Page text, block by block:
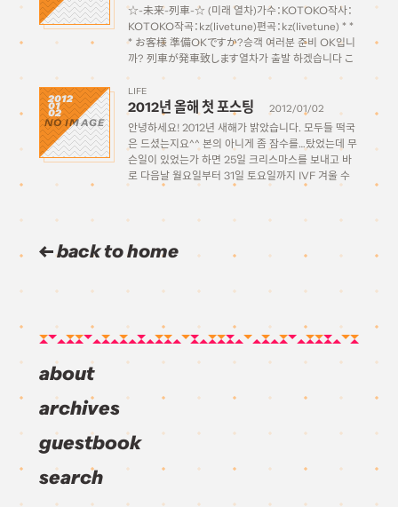
☆-未来-列車-☆ (미래 열차)가수：KOTOKO작사：
KOTOKO작곡：kz(livetune)편곡：kz(livetune) * *
* お客様 準備OKですか?승객 여러분 준비 OK입니
까? 列車が発車致します열차가 출발 하겠습니다 こ
こからは各駅停車の未来行きです여기서부터는 매
역마다 정차하는 미래행입니다 性別も生まれた国も
経験値も問いません성별이나 태어난 나라도 경험치
도 묻지 않아요 お隣と挨拶して おやつは分け合って
옆사람과 인사하시고 간식은 나누어 드세요 右に見え
ますのは 地球と言う星우측에 보이는 것은 지구라고
불리는 별 ケンカばかりして […]
NO IMAGE
2012
01
02
LIFE
2012년 올해 첫 포스팅
2012/01/02
안녕하세요! 2012년 새해가 밝았습니다. 모두들 떡국
은 드셨는지요^^ 본의 아니게 좀 잠수를…탔었는데 무
슨일이 있었는가 하면 25일 크리스마스를 보내고 바
로 다음날 월요일부터 31일 토요일까지 IVF 겨울 수
시간이었던것 같네요. 아무튼 그래서 […]
back to home
about
archives
guestbook
search